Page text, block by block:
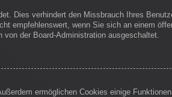
Dies verhindert den Missbrauch Ihres
empfehlenswert, wenn Sie sich an einem
der Board-Administration ausgeschaltet.
ermöglichen Cookies einige